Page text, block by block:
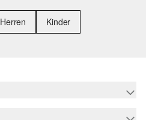
Herren Kinder